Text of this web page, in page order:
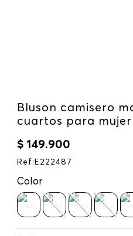
Bluson camisero
cuartos para mujer
$ 149.900
Ref : E222487
Color